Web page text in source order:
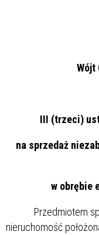
Wójt
III (trzeci)
na sprzedaż
w obrębie
Przedmiotem
nieruchomość